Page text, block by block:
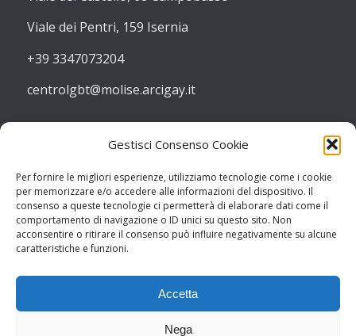
Gestisci Consenso Cookie
Per fornire le migliori esperienze, utilizziamo tecnologie come i cookie
per memorizzare e/o accedere alle informazioni del dispositivo. Il
consenso a queste tecnologie ci permetterà di elaborare dati come il
comportamento di navigazione o ID unici su questo sito. Non
acconsentire o ritirare il consenso può influire negativamente su alcune
caratteristiche e funzioni.
Accetta
Nega
Viale dei Pentri, 159 Isernia
+39 3347073204
centrolgbt@molise.arcigay.it